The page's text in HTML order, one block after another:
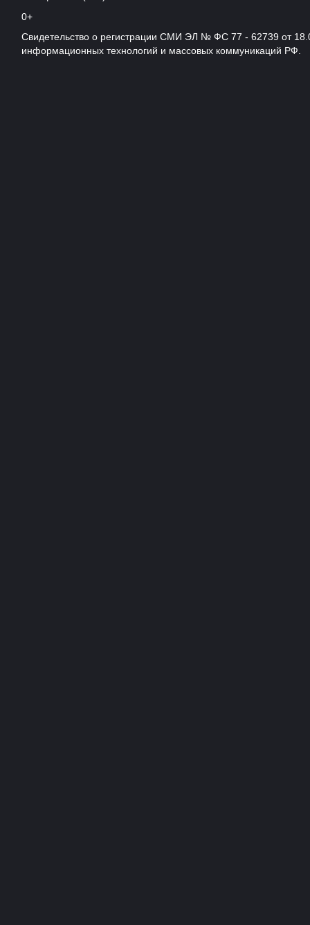
0+
Свидетельство о регистрации СМИ ЭЛ № ФС 77 - 62739 от
информационных технологий и массовых коммуникаций РФ.